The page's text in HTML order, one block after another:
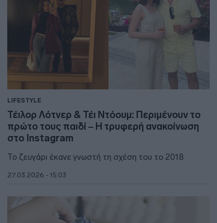
LIFESTYLE
Τέιλορ Λότνερ & Τέι Ντόουμ: Περιμένουν το
πρώτο τους παιδί – Η τρυφερή ανακοίνωση
στο Instagram
Το ζευγάρι έκανε γνωστή τη σχέση του το 2018
27.03.2026 - 15:03